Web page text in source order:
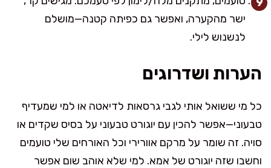
ישר מהקערה, ואפשר גם כפיתה קטנה—מושלם
לנשנוש לילי.
הערות ושדרוגים
כל מי ששואל אותי לגבי גרסאות לדיאטה או למי שמעדיף
טבעוני—אפשר להכין עם יוגורט טבעוני על בסיס שקדים או
סויה. זה שומר על מרקם אוורירי וכל האורחים שלי טועמים
וחשבו שזה יוגורט של אמא. למי שלא אוהב שום אפשר